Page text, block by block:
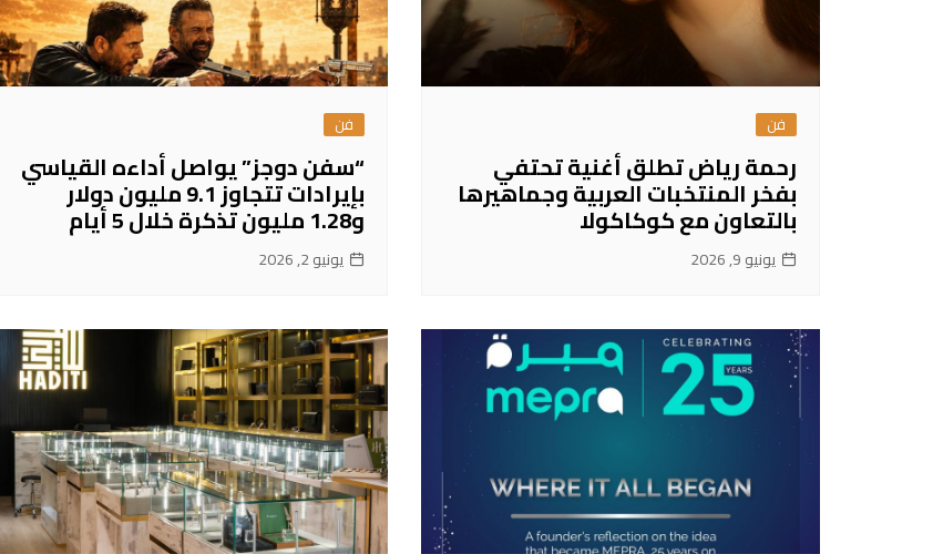
فن
رحمة رياض تطلق أغنية تحتفي
بفخر المنتخبات العربية وجماهيرها
بالتعاون مع كوكاكولا
يونيو 9, 2026
فن
“سفن دوجز” يواصل أداءه القياسي
بإيرادات تتجاوز 9.1 مليون دولار
و1.28 مليون تذكرة خلال 5 أيام
يونيو 2, 2026